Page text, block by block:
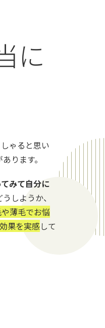
に
ゃると思い
ります。
みて自分に
しようか、
薄毛でお悩
果を実感して